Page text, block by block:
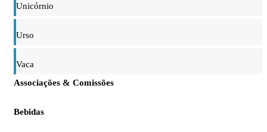
Unicórnio
Urso
Vaca
Associações & Comissões
Bebidas